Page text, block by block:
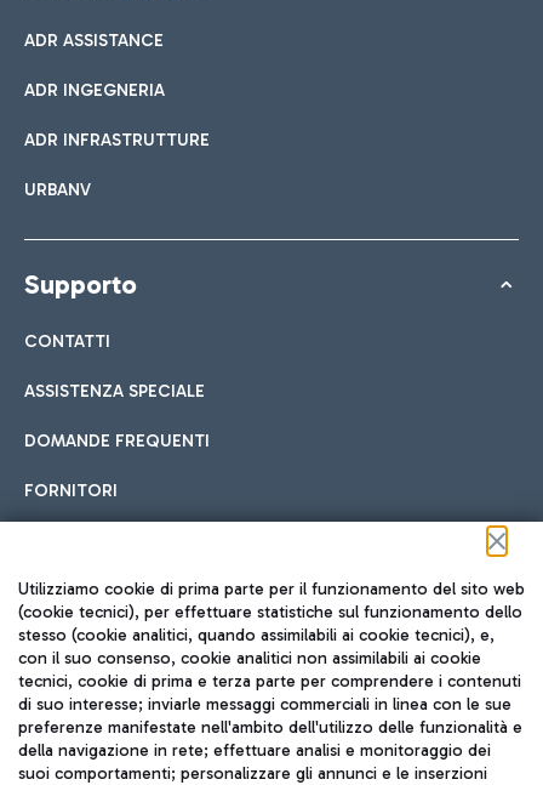
ADR ASSISTANCE
ADR INGEGNERIA
ADR INFRASTRUTTURE
URBANV
Supporto
CONTATTI
ASSISTENZA SPECIALE
DOMANDE FREQUENTI
FORNITORI
Seguici sui social
TRAVEL JOURNAL
ITA
Utilizziamo cookie di prima parte per il funzionamento del sito web
(cookie tecnici), per effettuare statistiche sul funzionamento dello
stesso (cookie analitici, quando assimilabili ai cookie tecnici), e,
con il suo consenso, cookie analitici non assimilabili ai cookie
tecnici, cookie di prima e terza parte per comprendere i contenuti
di suo interesse; inviarle messaggi commerciali in linea con le sue
preferenze manifestate nell'ambito dell'utilizzo delle funzionalità e
della navigazione in rete; effettuare analisi e monitoraggio dei
suoi comportamenti; personalizzare gli annunci e le inserzioni